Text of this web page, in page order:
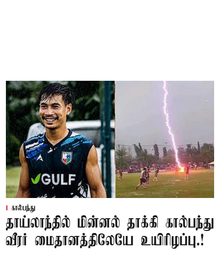
கால்பந்து
தாய்லாந்தில் மின்னல் தாக்கி கால்பந்து
வீரர் மைதானத்திலேயே உயிரிழப்பு.!